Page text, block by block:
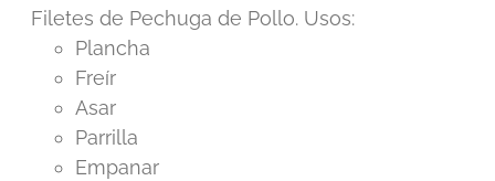
elegir
en
producto
desde
Filetes de Pechuga de Pollo. Usos:
Plancha
Freír
Asar
Parrilla
Empanar